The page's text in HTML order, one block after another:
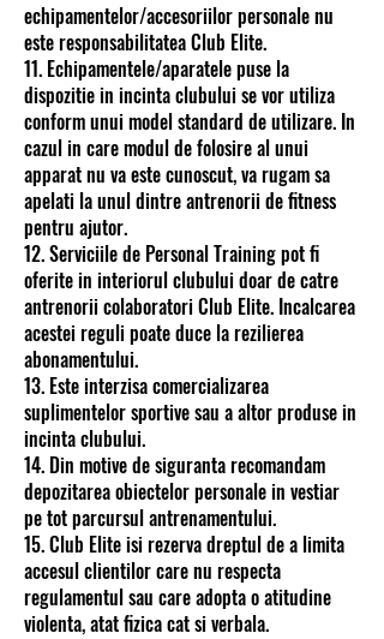
echipamentelor/accesoriilor personale nu
este responsabilitatea Club Elite.
11. Echipamentele/aparatele puse la
dispozitie in incinta clubului se vor utiliza
conform unui model standard de utilizare. In
cazul in care modul de folosire al unui
apparat nu va este cunoscut, va rugam sa
apelati la unul dintre antrenorii de fitness
pentru ajutor.
12. Serviciile de Personal Training pot fi
oferite in interiorul clubului doar de catre
antrenorii colaboratori Club Elite. Incalcarea
acestei reguli poate duce la rezilierea
abonamentului.
13. Este interzisa comercializarea
suplimentelor sportive sau a altor produse in
incinta clubului.
14. Din motive de siguranta recomandam
depozitarea obiectelor personale in vestiar
pe tot parcursul antrenamentului.
15. Club Elite isi rezerva dreptul de a limita
accesul clientilor care nu respecta
regulamentul sau care adopta o atitudine
violenta, atat fizica cat si verbala.